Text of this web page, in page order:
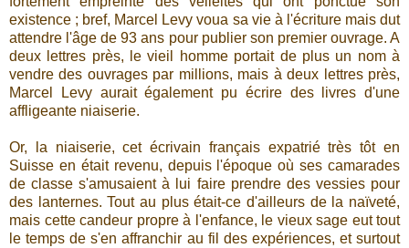
existence ; bref, Marcel Levy voua sa vie à l'écriture mais dut
attendre l'âge de 93 ans pour publier son premier ouvrage. A
deux lettres près, le vieil homme portait de plus un nom à
vendre des ouvrages par millions, mais à deux lettres près,
Marcel Levy aurait également pu écrire des livres d'une
affligeante niaiserie.
Or, la niaiserie, cet écrivain français expatrié très tôt en
Suisse en était revenu, depuis l'époque où ses camarades
de classe s'amusaient à lui faire prendre des vessies pour
des lanternes. Tout au plus était-ce d'ailleurs de la naïveté,
mais cette candeur propre à l'enfance, le vieux sage eut tout
le temps de s'en affranchir au fil des expériences, et surtout